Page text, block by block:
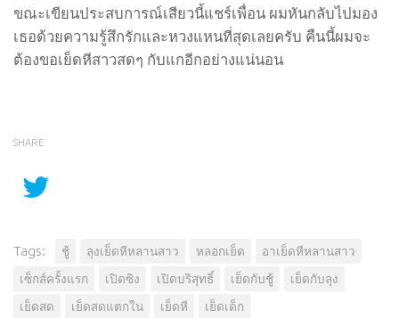
ขณะเขียนประสบการณ์เสียวนี้แชร์เพื่อน ผมหันกลับไปมอง
เธอด้วยความรู้สึกรักและหวงแหนที่สุดเลยครับ คืนนี้ผมจะ
ต้องขอเย็ดหีสาวสดๆ กับแกอีกอย่างแน่นอน
SHARE
Tags: ชู้ ลุงเย็ดหีหลานสาว หลอกเย็ด
อาเย็ดหีหลานสาว
เซ็กส์ครั้งแรก
เปิดซิง เปิดบริสุทธิ์ เย็ดกับชู้
เย็ดกับลุง
เย็ดสด
เย็ดสดแตกใน เย็ดหี
เย็ดเด็ก